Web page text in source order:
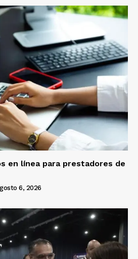
en línea para prestadores de
6, 2026